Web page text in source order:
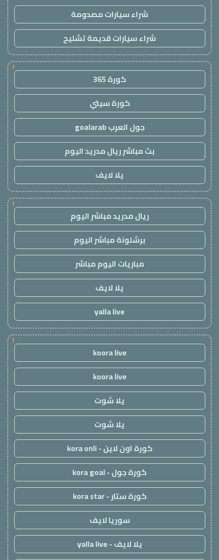
شراء سيارات مصدومة
شراء سيارات قديمة تشليح
!
كورة 365
كورة سيتي
جول العرب goalarab
بث مباشر ريال مدريد اليوم
يلا لايف
!
ريال مدريد مباشر اليوم
برشلونة مباشر اليوم
مباريات اليوم مباشر
يلا لايف
yalla live
!
koora live
koora live
يلا شوت
يلا شوت
كورة اون لاين - kora onli
كورة جول - kora goal
كورة ستار - kora star
سوريا لايف
يلا لايف - yalla live